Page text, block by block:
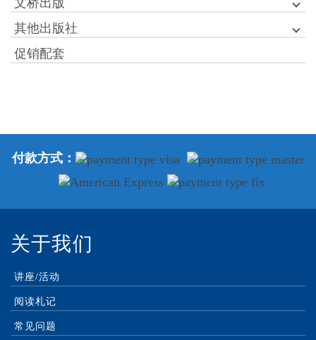
文桥出版
其他出版社
促销配套
付款方式：
关于我们
讲座/活动
阅读札记
常见问题